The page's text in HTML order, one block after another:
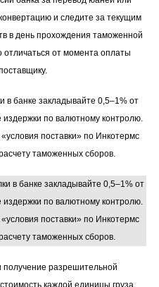
и следите за текущим
в день прохождения таможенной
от момента оплаты
банке закладывайте 0,5–1% от
по валютному контролю.
поставки» по Инкотермс
таможенных сборов.
разрешительной
каждой единицы груза.